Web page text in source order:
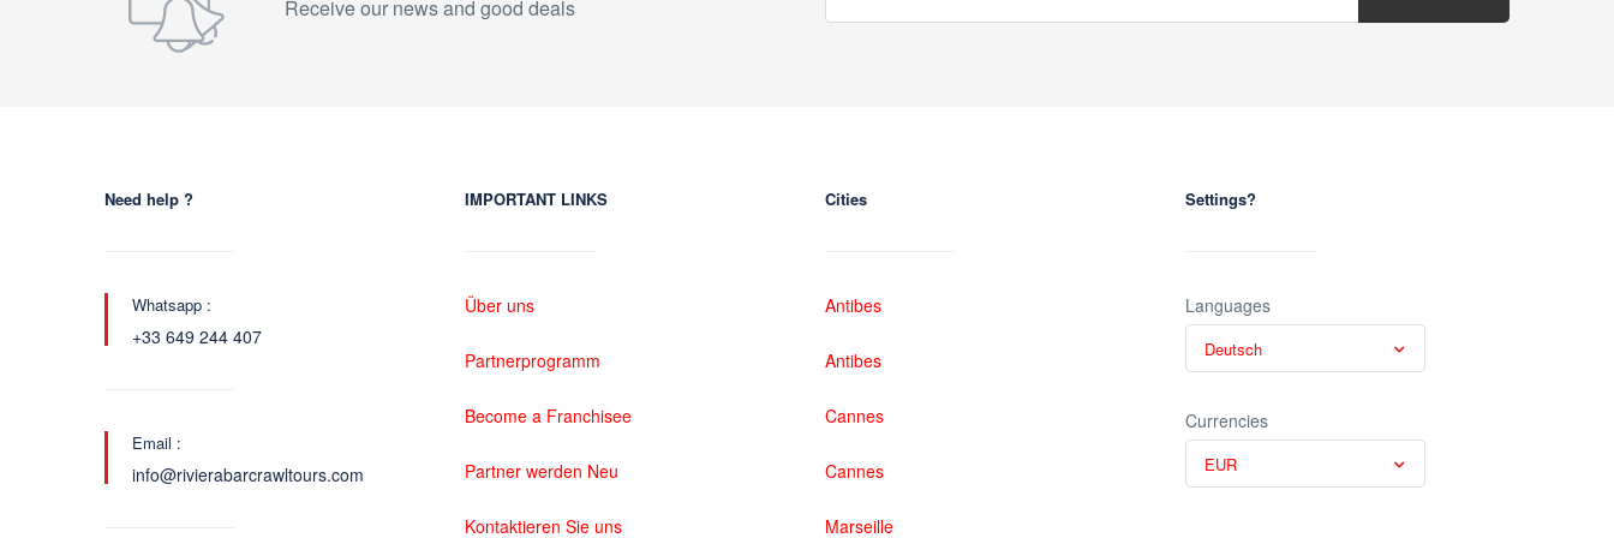
Receive our news and good deals
Need help ?
Whatsapp :
+33 649 244 407
Email :
info@rivierabarcrawltours.com
IMPORTANT LINKS
Über uns
Partnerprogramm
Become a Franchisee
Partner werden Neu
Kontaktieren Sie uns
Cities
Antibes
Antibes
Cannes
Cannes
Marseille
Settings?
Languages
Deutsch
Currencies
EUR